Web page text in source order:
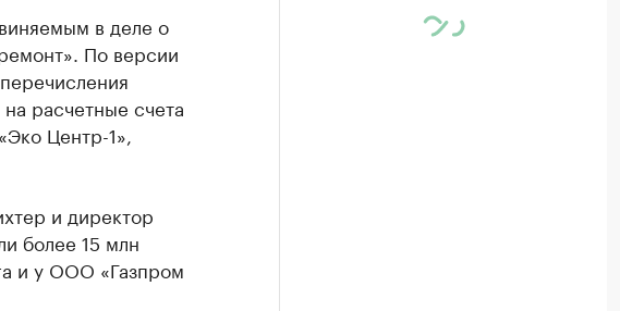
в деле о
По версии
расчетные счета
Центр-1»,
и директор
более 15 млн
и у ООО «Газпром